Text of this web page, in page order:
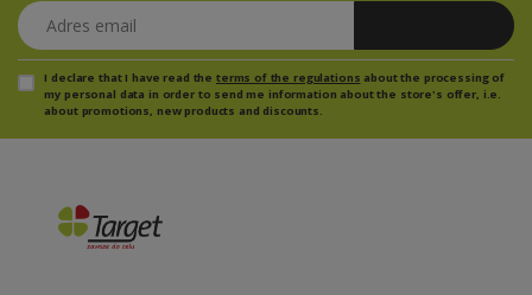
Adres email
I declare that I have read the terms of the regulations about the processing of
my personal data in order to send me information about the store's offer, i.e.
about promotions, new products and discounts.